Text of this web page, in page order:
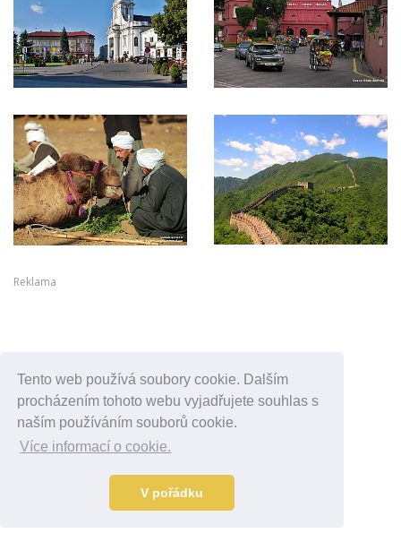
Tento web používá soubory cookie. Dalším
procházením tohoto webu vyjadřujete souhlas s
naším používáním souborů cookie.
Více informací o cookie.
V pořádku
Reklama